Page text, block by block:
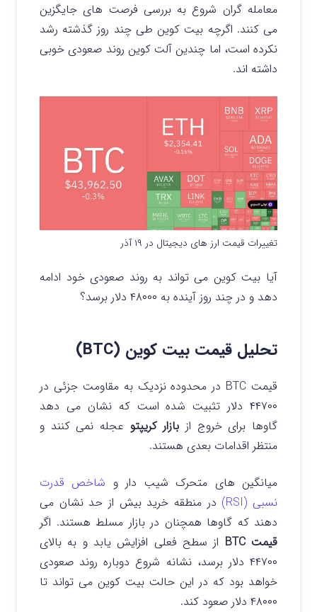
معامله گران شروع به بررسی فرصت های جایگزین
می کنند. اگرچه بیت کوین طی چند روز گذشته رشد
نکرده است، اما چندین آلت کوین روند صعودی خوبی
داشته اند.
تغییرات قیمت ارز های دیجیتال در ۱۹ آذر
آیا بیت کوین می تواند به روند صعودی خود ادامه
دهد و در چند روز آینده به ۴۸۰۰۰ دلار برسد؟
تحلیل قیمت بیت کوین (BTC)
قیمت BTC در محدوده نزدیک به مقاومت جزئی در
۴۴۷۰۰ دلار تثبیت شده است که نشان می دهد
گاوها برای خروج از بازار کریپتو عجله نمی کنند و
منتظر اقدامات بعدی هستند.
میانگین های متحرک شیب دار و شاخص قدرت
نسبی (RSI)
در منطقه خرید بیش از حد نشان می
دهند که گاوها همچنان در بازار مسلط هستند. اگر
قیمت BTC
از سطح فعلی افزایش یابد و به بالای
۴۴۷۰۰ دلار برسد، نشانه شروع دوباره روند صعودی
خواهد بود که در این حالت بیت کوین می تواند تا
۴۸۰۰۰ دلار صعود کند.